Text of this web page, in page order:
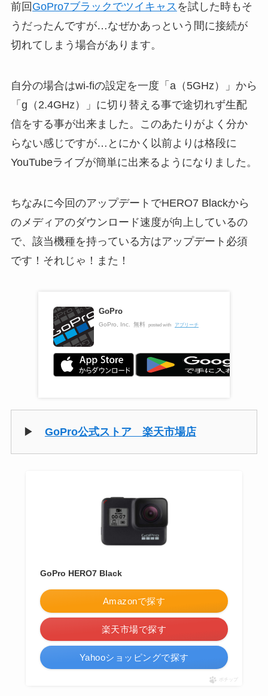
前回 GoPro7ブラックでツイキャス を試した時もそ
うだったんですが…なぜかあっという間に接続が
切れてしまう場合があります。
自分の場合はwi-fiの設定を一度「a（5GHz）」から
「g（2.4GHz）」に切り替える事で途切れず生配
信をする事が出来ました。このあたりがよく分か
らない感じですが…とにかく以前よりは格段に
YouTubeライブが簡単に出来るようになりました。
ちなみに今回のアップデートでHERO7 Blackから
のメディアのダウンロード速度が向上しているの
で、該当機種を持っている方はアップデート必須
です！それじゃ！また！
GoPro
GoPro, Inc. 無料 posted with アプリーチ
▶ GoPro公式ストア 楽天市場店
GoPro HERO7 Black
Amazonで探す
楽天市場で探す
Yahooショッピングで探す
ポチップ